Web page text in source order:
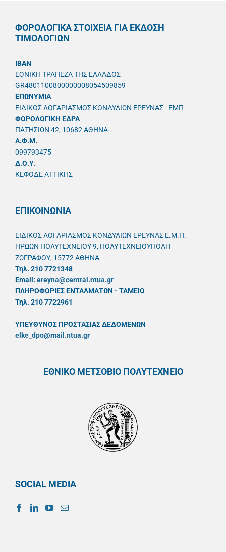
ΦΟΡΟΛΟΓΙΚΑ ΣΤΟΙΧΕΙΑ ΓΙΑ ΕΚΔΟΣΗ
ΤΙΜΟΛΟΓΙΩΝ
IBAN
ΕΘΝΙΚΗ ΤΡΑΠΕΖΑ ΤΗΣ ΕΛΛΑΔΟΣ
GR4801100800000008054509859
ΕΠΩΝΥΜΙΑ
ΕΙΔΙΚΟΣ ΛΟΓΑΡΙΑΣΜΟΣ ΚΟΝΔΥΛΙΩΝ ΕΡΕΥΝΑΣ - ΕΜΠ
ΦΟΡΟΛΟΓΙΚΗ ΕΔΡΑ
ΠΑΤΗΣΙΩΝ 42, 10682 ΑΘΗΝΑ
A.Φ.Μ.
099793475
Δ.Ο.Υ.
ΚΕΦΟΔΕ ΑΤΤΙΚΗΣ
ΕΠΙΚΟΙΝΩΝΙΑ
ΕΙΔΙΚΟΣ ΛΟΓΑΡΙΑΣΜΟΣ ΚΟΝΔΥΛΙΩΝ ΕΡΕΥΝΑΣ Ε.Μ.Π.
ΗΡΩΩΝ ΠΟΛΥΤΕΧΝΕΙΟΥ 9, ΠΟΛΥΤΕΧΝΕΙΟΥΠΟΛΗ
ΖΩΓΡΑΦΟΥ, 15772 ΑΘΗΝΑ
Τηλ. 210 7721348
Email: ereyna@central.ntua.gr
ΠΛΗΡΟΦΟΡΙΕΣ ΕΝΤΑΛΜΑΤΩΝ - ΤΑΜΕΙΟ
Τηλ. 210 7722961
ΥΠΕΥΘYΝΟΣ ΠΡΟΣΤΑΣΙΑΣ ΔΕΔΟΜΕΝΩΝ
elke_dpo@mail.ntua.gr
ΕΘΝΙΚΟ ΜΕΤΣΟΒΙΟ ΠΟΛΥΤΕΧΝΕΙΟ
SOCIAL MEDIA